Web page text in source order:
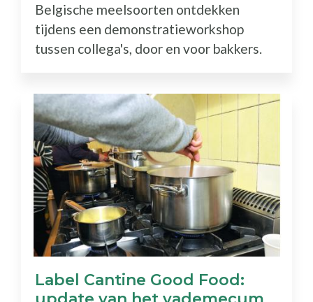
Belgische meelsoorten ontdekken
tijdens een demonstratieworkshop
tussen collega's, door en voor bakkers.
Label Cantine Good Food: